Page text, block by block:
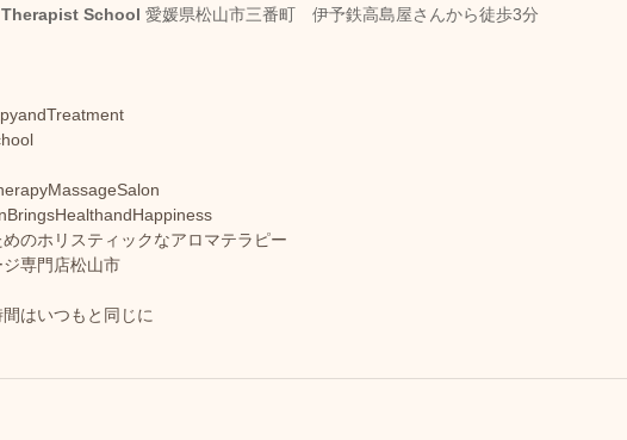
School 愛媛県松山市三番町　伊予鉄高島屋さんから徒歩3分
のホリスティックなアロマテラピー
専門店松山市
はいつもと同じに